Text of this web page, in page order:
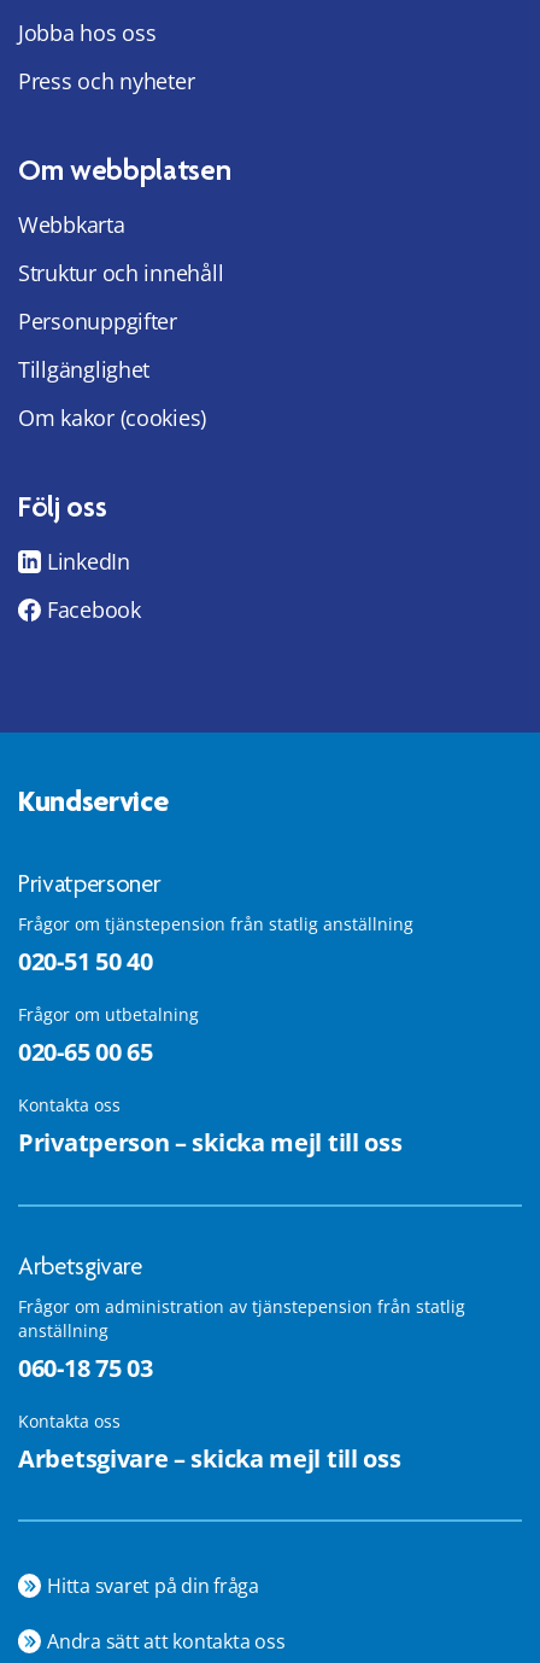
Jobba hos oss
Press och nyheter
Om webbplatsen
Webbkarta
Struktur och innehåll
Personuppgifter
Tillgänglighet
Om kakor (cookies)
Följ oss
LinkedIn
Facebook
Kundservice
Privatpersoner
Frågor om tjänstepension från statlig anställning
020-51 50 40
Frågor om utbetalning
020-65 00 65
Kontakta oss
Privatperson – skicka mejl till oss
Arbetsgivare
Frågor om administration av tjänstepension från statlig
anställning
060-18 75 03
Kontakta oss
Arbetsgivare – skicka mejl till oss
Hitta svaret på din fråga
Andra sätt att kontakta oss